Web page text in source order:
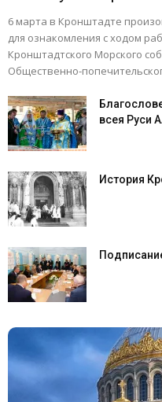
6 марта в Кронштадте
для ознакомления с ходом
Кронштадтского Морского
Общественно-
всея Руси
История
ВНЕСТИ